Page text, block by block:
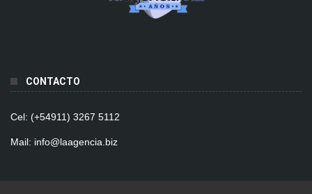
CONTACTO
Cel: (+54911) 3267 5112
Mail: info@laagencia.biz